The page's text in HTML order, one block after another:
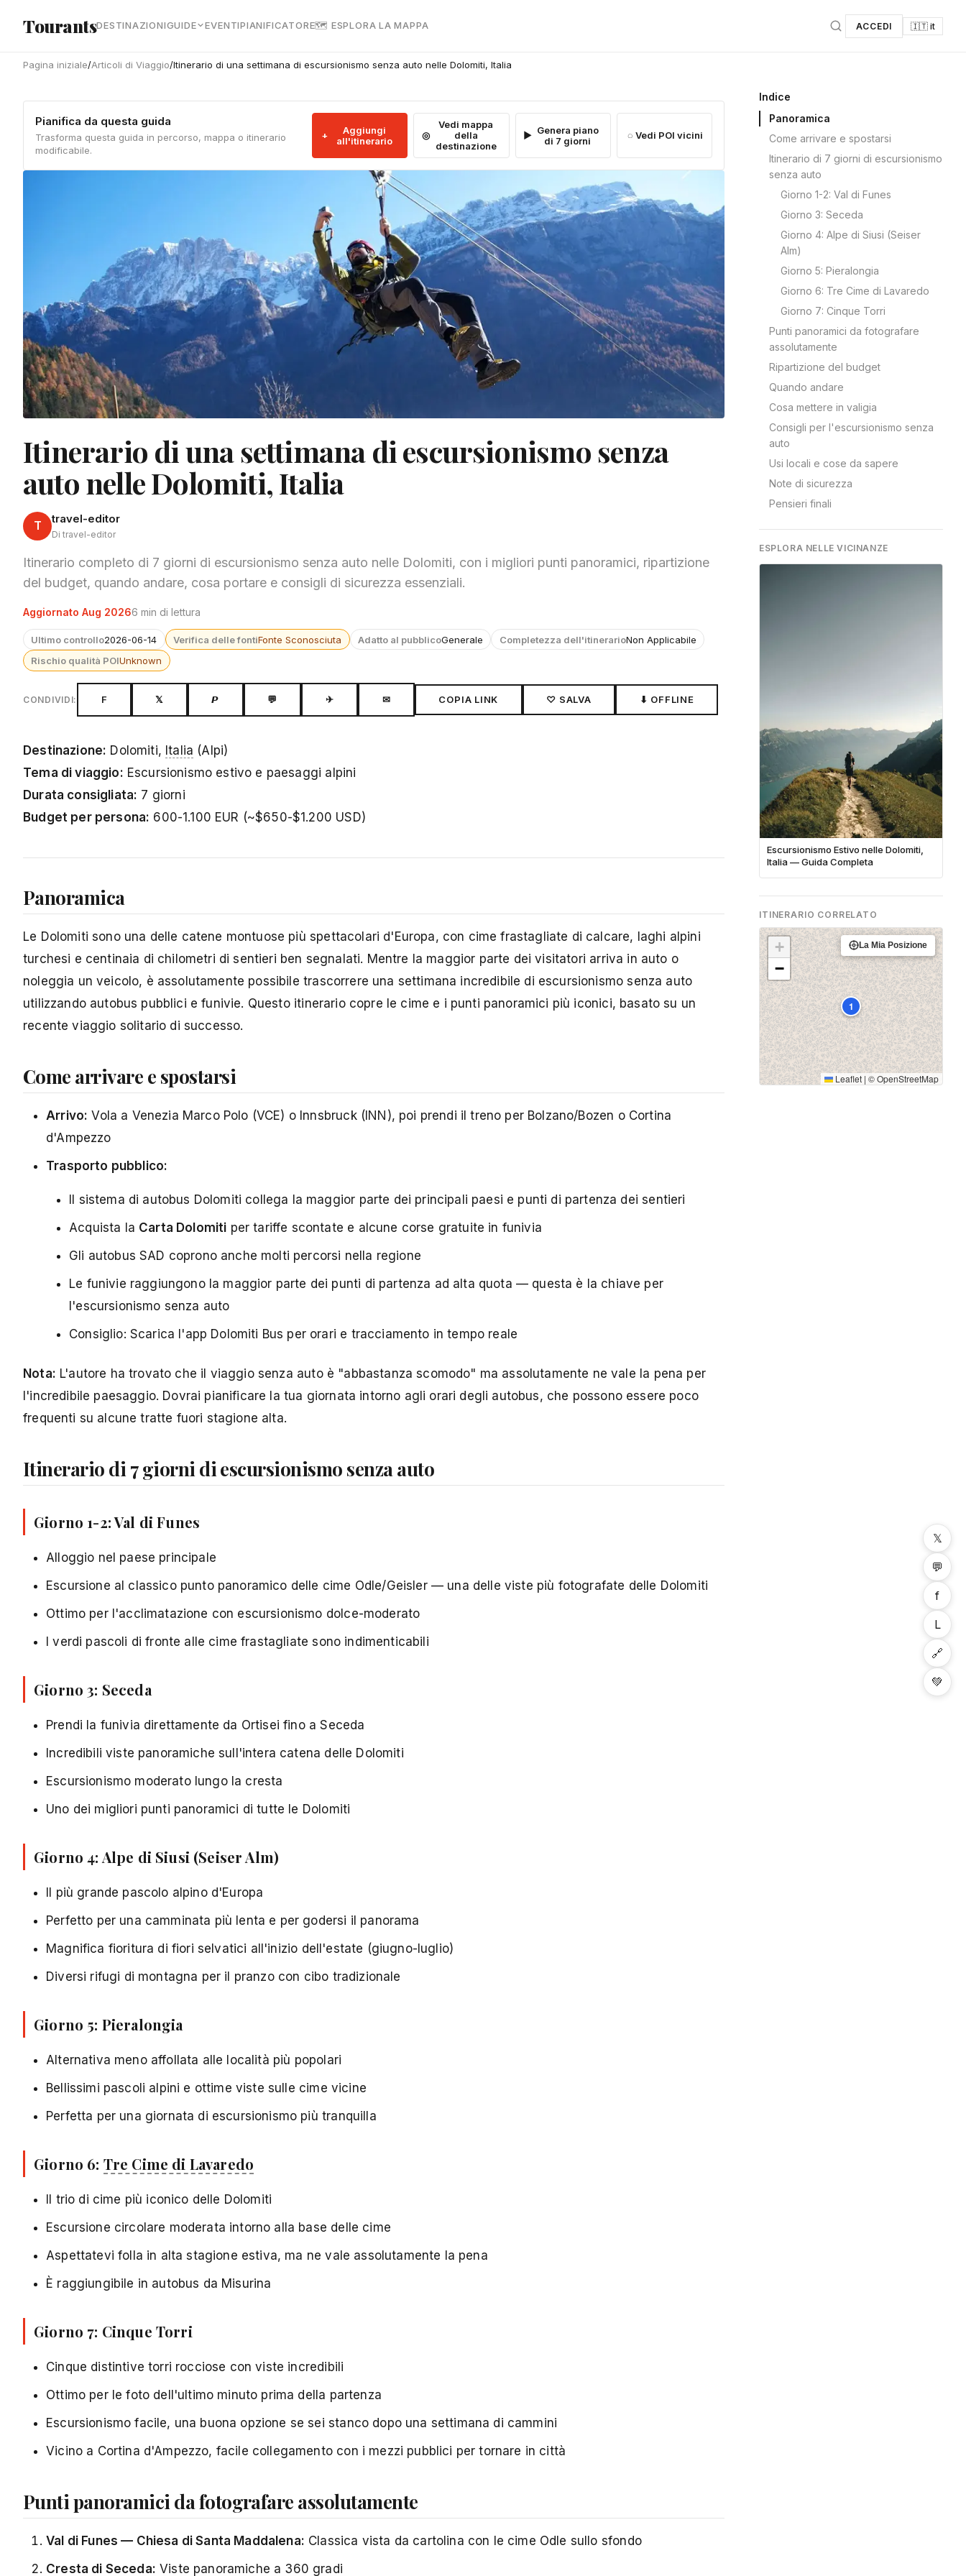
TourantsDESTINAZIONIGUIDE EVENTIPIANIFICATORE🗺 ESPLORA LA MAPPA ACCEDI 🇮🇹 it
Pagina iniziale/Articoli di Viaggio/Itinerario di una settimana di escursionismo senza auto nelle Dolomiti, Italia
Pianifica da questa guida
Trasforma questa guida in percorso, mappa o itinerario
modificabile.
Aggiungi
all'itinerario
Vedi mappa
della
destinazione
Genera piano
di 7 giorni
Vedi POI vicini
Itinerario di una settimana di escursionismo senza
auto nelle Dolomiti, Italia
T travel-editor
Di travel-editor
Itinerario completo di 7 giorni di escursionismo senza auto nelle Dolomiti, con i migliori punti panoramici, ripartizione
del budget, quando andare, cosa portare e consigli di sicurezza essenziali.
Aggiornato Aug 20266 min di lettura
Ultimo controllo2026-06-14 Verifica delle fontiFonte Sconosciuta Adatto al pubblicoGenerale Completezza dell'itinerarioNon Applicabile
Rischio qualità POIUnknown
CONDIVIDI: F 𝕏 𝙋 💬 ✈ ✉ COPIA LINK ♡ SALVA ⬇ OFFLINE
Destinazione: Dolomiti, Italia (Alpi)
Tema di viaggio: Escursionismo estivo e paesaggi alpini
Durata consigliata: 7 giorni
Budget per persona: 600-1.100 EUR (~$650-$1.200 USD)
Panoramica
Le Dolomiti sono una delle catene montuose più spettacolari d'Europa, con cime frastagliate di calcare, laghi alpini
turchesi e centinaia di chilometri di sentieri ben segnalati. Mentre la maggior parte dei visitatori arriva in auto o
noleggia un veicolo, è assolutamente possibile trascorrere una settimana incredibile di escursionismo senza auto
utilizzando autobus pubblici e funivie. Questo itinerario copre le cime e i punti panoramici più iconici, basato su un
recente viaggio solitario di successo.
Come arrivare e spostarsi
Arrivo: Vola a Venezia Marco Polo (VCE) o Innsbruck (INN), poi prendi il treno per Bolzano/Bozen o Cortina
d'Ampezzo
Trasporto pubblico:
Il sistema di autobus Dolomiti collega la maggior parte dei principali paesi e punti di partenza dei sentieri
Acquista la Carta Dolomiti per tariffe scontate e alcune corse gratuite in funivia
Gli autobus SAD coprono anche molti percorsi nella regione
Le funivie raggiungono la maggior parte dei punti di partenza ad alta quota — questa è la chiave per
l'escursionismo senza auto
Consiglio: Scarica l'app Dolomiti Bus per orari e tracciamento in tempo reale
Nota: L'autore ha trovato che il viaggio senza auto è "abbastanza scomodo" ma assolutamente ne vale la pena per
l'incredibile paesaggio. Dovrai pianificare la tua giornata intorno agli orari degli autobus, che possono essere poco
frequenti su alcune tratte fuori stagione alta.
Itinerario di 7 giorni di escursionismo senza auto
Giorno 1-2:Val di Funes
Alloggio nel paese principale
Escursione al classico punto panoramico delle cime Odle/Geisler — una delle viste più fotografate delle Dolomiti
Ottimo per l'acclimatazione con escursionismo dolce-moderato
I verdi pascoli di fronte alle cime frastagliate sono indimenticabili
Giorno 3: Seceda
Prendi la funivia direttamente da Ortisei fino a Seceda
Incredibili viste panoramiche sull'intera catena delle Dolomiti
Escursionismo moderato lungo la cresta
Uno dei migliori punti panoramici di tutte le Dolomiti
Giorno 4: Alpe di Siusi (Seiser Alm)
Il più grande pascolo alpino d'Europa
Perfetto per una camminata più lenta e per godersi il panorama
Magnifica fioritura di fiori selvatici all'inizio dell'estate (giugno-luglio)
Diversi rifugi di montagna per il pranzo con cibo tradizionale
Giorno 5: Pieralongia
Alternativa meno affollata alle località più popolari
Bellissimi pascoli alpini e ottime viste sulle cime vicine
Perfetta per una giornata di escursionismo più tranquilla
Giorno 6: Tre Cime di Lavaredo
Il trio di cime più iconico delle Dolomiti
Escursione circolare moderata intorno alla base delle cime
Aspettatevi folla in alta stagione estiva, ma ne vale assolutamente la pena
È raggiungibile in autobus da Misurina
Giorno 7: Cinque Torri
Cinque distintive torri rocciose con viste incredibili
Ottimo per le foto dell'ultimo minuto prima della partenza
Escursionismo facile, una buona opzione se sei stanco dopo una settimana di cammini
Vicino a Cortina d'Ampezzo, facile collegamento con i mezzi pubblici per tornare in città
Punti panoramici da fotografare assolutamente
Val di Funes — Chiesa di Santa Maddalena: Classica vista da cartolina con le cime Odle sullo sfondo
Cresta di Seceda: Viste panoramiche a 360 gradi
Indice
Panoramica
Come arrivare e spostarsi
Itinerario di 7 giorni di escursionismo
senza auto
Giorno 1-2: Val di Funes
Giorno 3: Seceda
Giorno 4: Alpe di Siusi (Seiser
Alm)
Giorno 5: Pieralongia
Giorno 6: Tre Cime di Lavaredo
Giorno 7: Cinque Torri
Punti panoramici da fotografare
assolutamente
Ripartizione del budget
Quando andare
Cosa mettere in valigia
Consigli per l'escursionismo senza
auto
Usi locali e cose da sapere
Note di sicurezza
Pensieri finali
ESPLORA NELLE VICINANZE
Escursionismo Estivo nelle Dolomiti,
Italia — Guida Completa
ITINERARIO CORRELATO
1
+
−
La Mia Posizione
Leaflet | ©OpenStreetMap
𝕏
💬
f
L
🔗
💚